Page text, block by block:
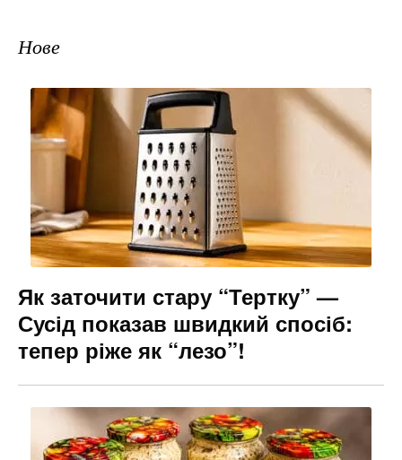
Нове
Як заточити стару “Тертку” —
Сусід показав швидкий спосіб:
тепер ріже як “лезо”!